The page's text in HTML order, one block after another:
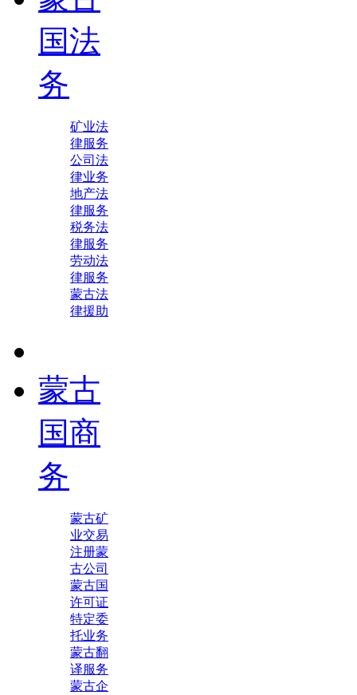
国法
务
矿业法
律服务
公司法
律业务
地产法
律服务
税务法
律服务
劳动法
律服务
蒙古法
律援助
蒙古
国商
务
蒙古矿
业交易
注册蒙
古公司
蒙古国
许可证
特定委
托业务
蒙古翻
译服务
蒙古企